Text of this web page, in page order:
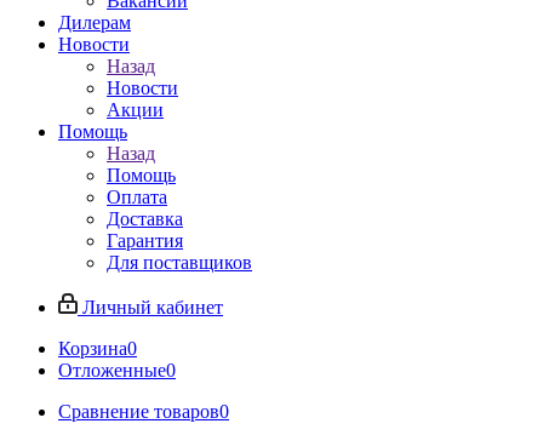
Дилерам
Новости
Назад
Новости
Акции
Помощь
Назад
Помощь
Оплата
Доставка
Гарантия
Для поставщиков
Личный кабинет
Корзина0
Отложенные0
Сравнение товаров0